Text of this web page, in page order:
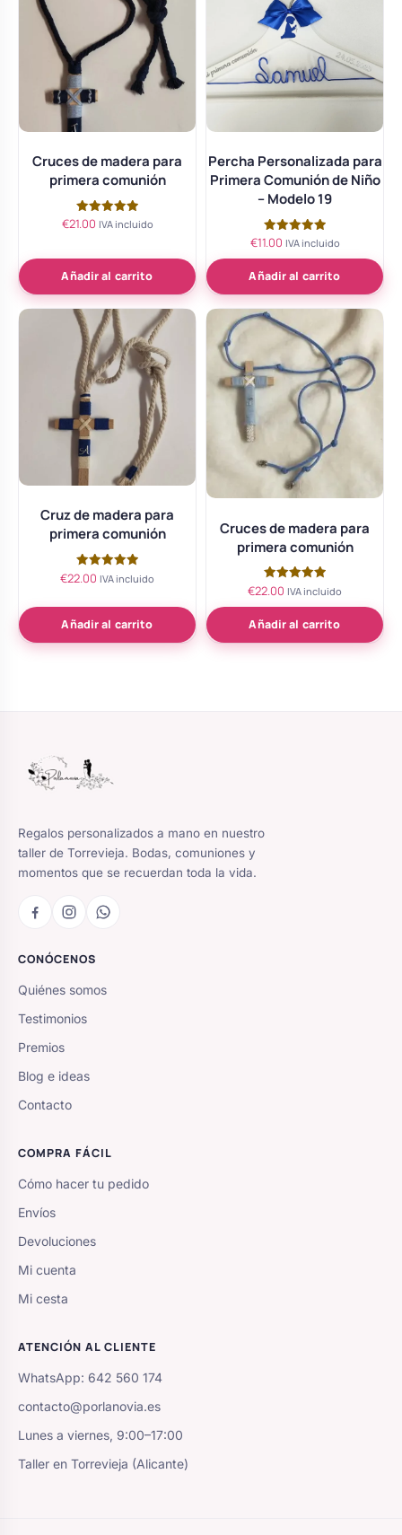
Cruces de madera para
primera comunión
Valorado
€21.00 IVA incluido
Añadir al carrito
Percha Personalizada para
Primera Comunión de Niño
– Modelo 19
Valorado
5.00
de 5
€11.00 IVA incluido
Añadir al carrito
Cruz de madera para
primera comunión
Valorado
de 5
€22.00 IVA incluido
Añadir al carrito
Cruces de madera para
primera comunión
Valorado
5.00
de 5
€22.00 IVA incluido
Añadir al carrito
Regalos personalizados a mano en nuestro
taller de Torrevieja. Bodas, comuniones y
momentos que se recuerdan toda la vida.
CONÓCENOS
Quiénes somos
Testimonios
Premios
Blog e ideas
Contacto
COMPRA FÁCIL
Cómo hacer tu pedido
Envíos
Devoluciones
Mi cuenta
Mi cesta
ATENCIÓN AL CLIENTE
WhatsApp: 642 560 174
contacto@porlanovia.es
Lunes a viernes, 9:00–17:00
Taller en Torrevieja (Alicante)